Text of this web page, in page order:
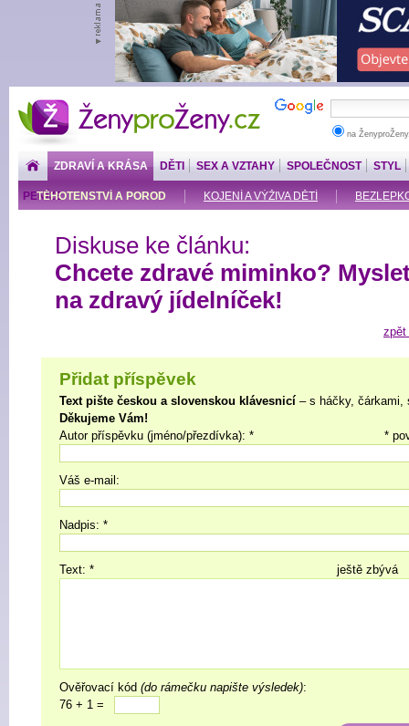
ŽenyproŽeny.cz
na
ZDRAVÍ A KRÁSA
TĚHOTENSTVÍ A POROD KOJENÍ A VÝŽIVA DĚTÍ
DĚTI SEX A VZTAHY SPOLEČNOST STYL
PENÍZE
Diskuse ke článku:
Chcete zdravé miminko?
na zdravý jídelníček!
zpět
Přidat příspěvek
Text pište českou a slovenskou klávesnicí – s háčky, čárkami,
Děkujeme Vám!
*
Autor příspěvku (jméno/přezdívka): *
Váš e-mail:
Nadpis: *
ještě zbývá
Text: *
Ověřovací kód (do rámečku napište výsledek):
76 + 1 =